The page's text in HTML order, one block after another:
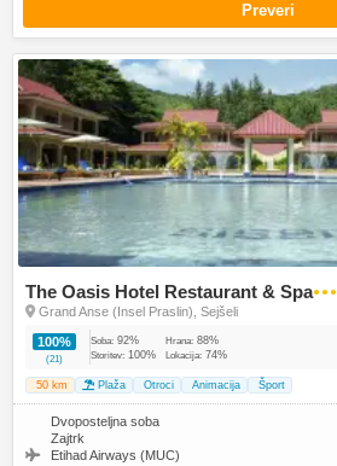
Preveri
The Oasis Hotel Restaurant & Spa●●●
Grand Anse (Insel Praslin), Sejšeli
100%
(21)
Soba: 92% Hrana: 88%
Storitev: 100% Lokacija: 74%
50 km Plaža Otroci Animacija Šport
Dvoposteljna soba
Zajtrk
Etihad Airways (MUC)